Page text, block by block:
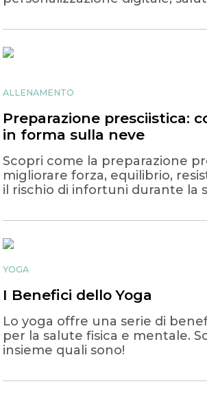
ALLENAMENTO
Preparazione presciistica:
in forma sulla neve
Scopri come la preparazione
migliorare forza, equilibrio,
il rischio di infortuni durante la
YOGA
I Benefici dello Yoga
Lo yoga offre una serie di
per la salute fisica e mentale.
insieme quali sono!